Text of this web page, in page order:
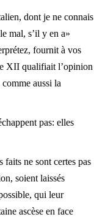
dont je ne connais
mal, s’il y en a»
fournit à vos
XII qualifiait l’opinion
aussi la
pas: elles
faits ne sont certes pas
soient laissés
qui leur
ascèse en face